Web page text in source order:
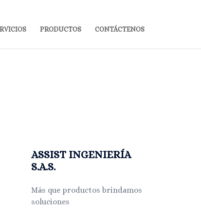
PRODUCTOS CONTÁCTENOS
ASSIST INGENIERÍA
S.A.S.
Más que productos brindamos
soluciones